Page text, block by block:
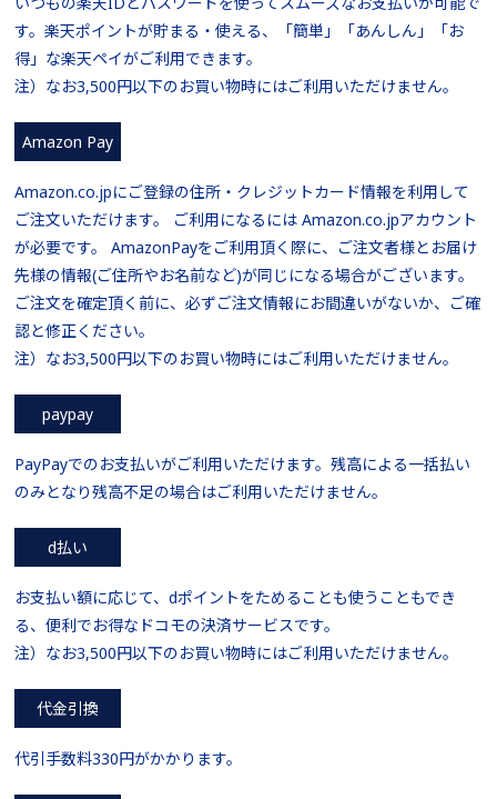
す。楽天ポイントが貯まる・使える、「簡単」「あんしん」「お
得」な楽天ペイがご利用できます。
注）なお3,500円以下のお買い物時にはご利用いただけません。
Amazon Pay
Amazon.co.jpにご登録の住所・クレジットカード情報を利用して
ご注文いただけます。 ご利用になるには Amazon.co.jpアカウント
が必要です。 AmazonPayをご利用頂く際に、ご注文者様とお届け
先様の情報(ご住所やお名前など)が同じになる場合がございます。
ご注文を確定頂く前に、必ずご注文情報にお間違いがないか、ご確
認と修正ください。
注）なお3,500円以下のお買い物時にはご利用いただけません。
paypay
PayPayでのお支払いがご利用いただけます。残高による一括払い
のみとなり残高不足の場合はご利用いただけません。
d払い
お支払い額に応じて、dポイントをためることも使うこともでき
る、便利でお得なドコモの決済サービスです。
注）なお3,500円以下のお買い物時にはご利用いただけません。
代金引換
代引手数料330円がかかります。